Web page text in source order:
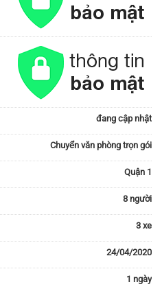
đang cập nhật
Chuyển văn phòng trọn gói
Quận 1
8 người
3 xe
24/04/2020
1 ngày